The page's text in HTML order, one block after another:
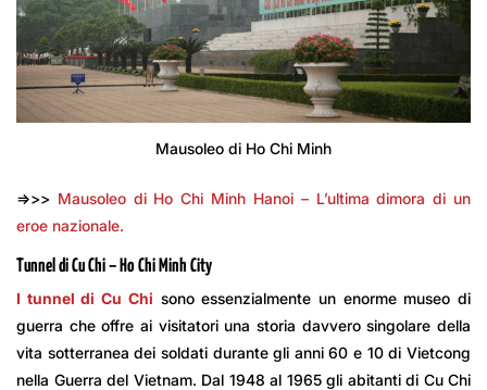
Mausoleo di Ho Chi Minh
=>>> Mausoleo di Ho Chi Minh Hanoi – L’ultima dimora di un
eroe nazionale.
Tunnel di Cu Chi – Ho Chi Minh City
I tunnel di Cu Chi sono essenzialmente un enorme museo di
guerra che offre ai visitatori una storia davvero singolare della
vita sotterranea dei soldati durante gli anni 60 e 10 di Vietcong
nella Guerra del Vietnam. Dal 1948 al 1965 gli abitanti di Cu Chi